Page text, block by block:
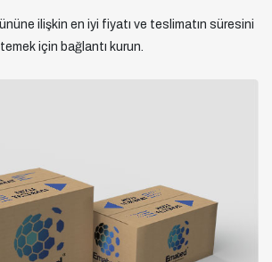
ilişkin en iyi fiyatı ve teslimatın süresini
için bağlantı kurun.